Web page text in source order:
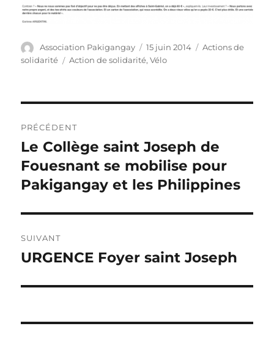
Auteur
Association Pakigangay
Publié
le
15 juin 2014 Catégories
Actions de
solidarité
Étiquettes
Action de solidarité,Vélo
de
l’article
PRÉCÉDENT
Publication
précédente :
Le Collège saint Joseph de
Fouesnant se mobilise pour
Pakigangay et les Philippines
SUIVANT
Publication
URGENCE Foyer saint Joseph